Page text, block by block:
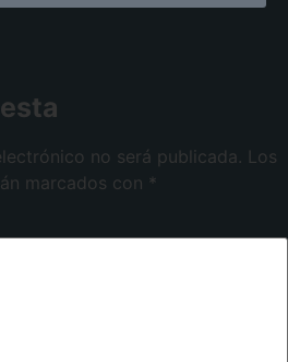
no será publicada. Los
marcados con *